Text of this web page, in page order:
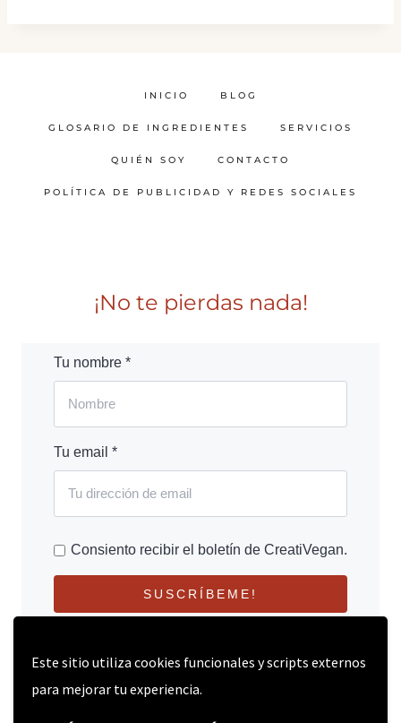
Este sitio utiliza cookies funcionales y scripts externos
para mejorar tu experiencia.
INICIO BLOG
GLOSARIO DE INGREDIENTES SERVICIOS
QUIÉN SOY CONTACTO
POLÍTICA DE PUBLICIDAD Y REDES SOCIALES
¡No te pierdas nada!
Tu nombre *
Tu email *
Consiento recibir el boletín de CreatiVegan.
SUSCRÍBEME!